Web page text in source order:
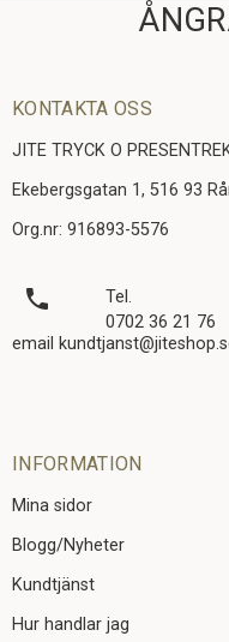
KONTAKTA OSS
JITE TRYCK O
Ekebergsgatan 1, 516 93
Org.nr: 916893-5576
local_phone
Tel.
0702 36 21 76
email
INFORMATION
Mina sidor
Blogg/Nyheter
Kundtjänst
Hur handlar jag